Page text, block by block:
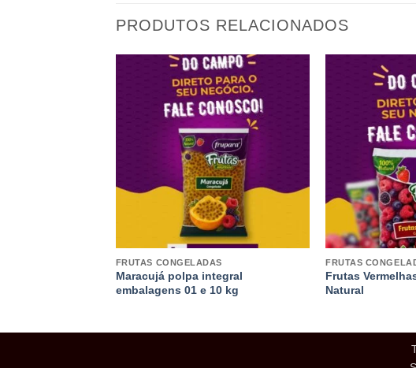
PRODUTOS RELACIONADOS
FRUTAS CONGELADAS
Maracujá polpa integral
embalagens 01 e 10 kg
FRUTAS
Frutas
Natural